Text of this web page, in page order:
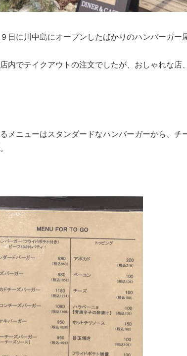
日に川中島にオープンしたばかりのハンバーガー
内でテイクアウトの注文でしたが、おしゃれな店
メニューはスタンダードなハンバーガーから、